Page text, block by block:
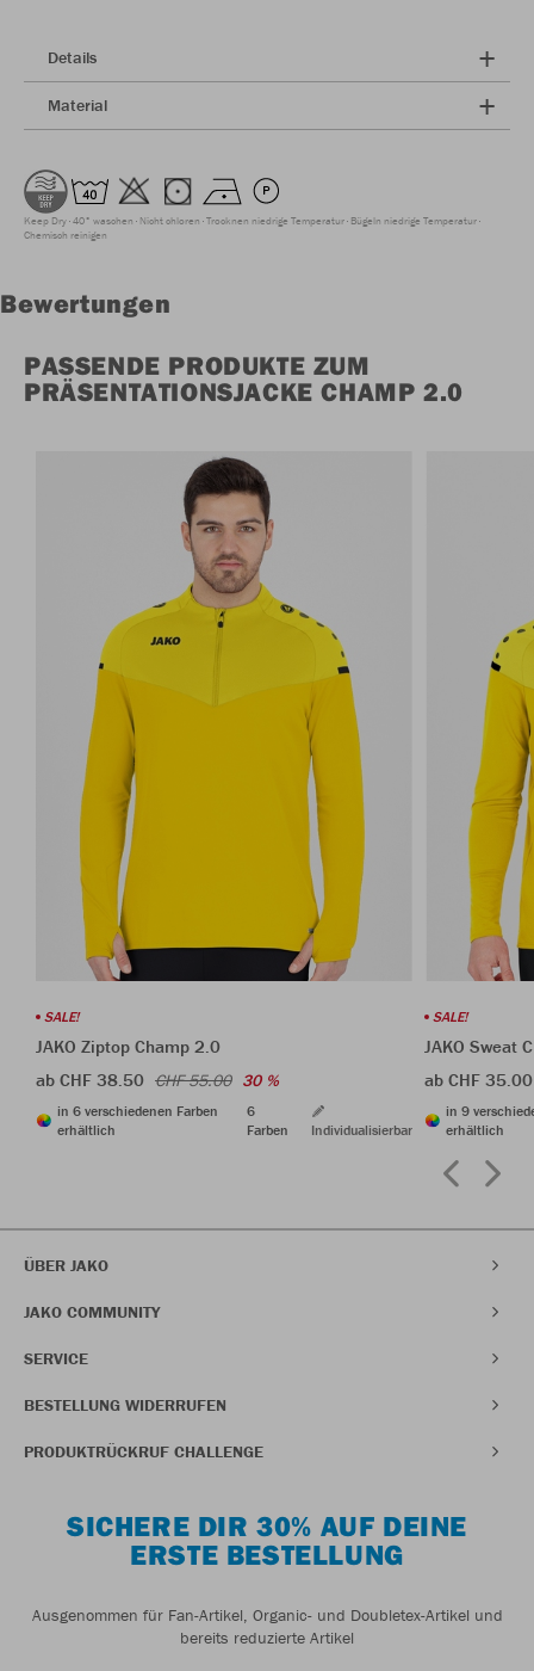
Details
Material
Keep Dry 40° waschen Nicht chloren Trocknen niedrige Temperatur Bügeln niedrige Temperatur
Chemisch reinigen
Bewertungen
PASSENDE PRODUKTE ZUM
PRÄSENTATIONSJACKE CHAMP 2.0
SALE!
JAKO Ziptop Champ 2.0
ab CHF 38.50 CHF 55.00 30 %
in 6 verschiedenen Farben
erhältlich
6
Farben
Individualisierbar
SALE!
JAKO Sweat
ab CHF 35.00
in 9
erhältlich
ÜBER JAKO
JAKO COMMUNITY
SERVICE
BESTELLUNG WIDERRUFEN
PRODUKTRÜCKRUF CHALLENGE
SICHERE DIR 30% AUF DEINE
ERSTE BESTELLUNG
Ausgenommen für Fan-Artikel, Organic- und Doubletex-Artikel und
bereits reduzierte Artikel